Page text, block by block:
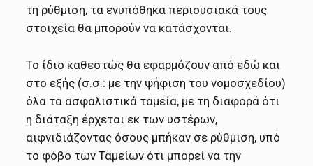
τη ρύθμιση, τα ενυπόθηκα περιουσιακά τους
στοιχεία θα μπορούν να κατάσχονται.
Το ίδιο καθεστώς θα εφαρμόζουν από εδώ και
στο εξής (σ.σ.: με την ψήφιση του νομοσχεδίου)
όλα τα ασφαλιστικά ταμεία, με τη διαφορά ότι
η διάταξη έρχεται εκ των υστέρων,
αιφνιδιάζοντας όσους μπήκαν σε ρύθμιση, υπό
το φόβο των Ταμείων ότι μπορεί να την